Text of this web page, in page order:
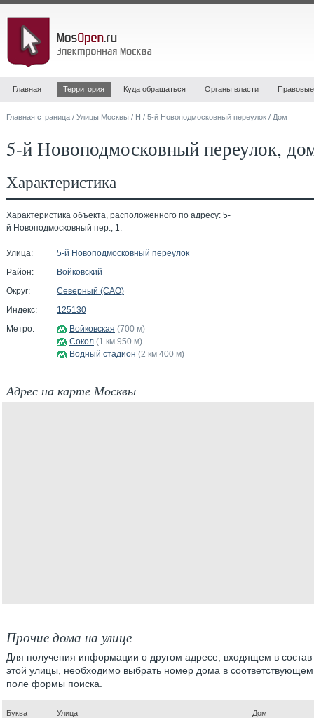
Главная Территория Куда обращаться Органы власти
Главная страница / Улицы Москвы / Н / 5-й Новоподмосковный переулок / Дом
5-й Новоподмосковный переулок,
Характеристика
Характеристика объекта, расположенного по адресу: 5-
й Новоподмосковный пер., 1.
Улица:
5-й Новоподмосковный переулок
Район:
Войковский
Округ:
Северный (САО)
Индекс:
125130
Метро:
Войковская (700 м)
Сокол (1 км 950 м)
Водный стадион (2 км 400 м)
Адрес на карте Москвы
Прочие дома на улице
Для получения информации о другом адресе, входящем в состав
этой улицы, необходимо выбрать номер дома в соответствующем
поле формы поиска.
Буква Улица Дом